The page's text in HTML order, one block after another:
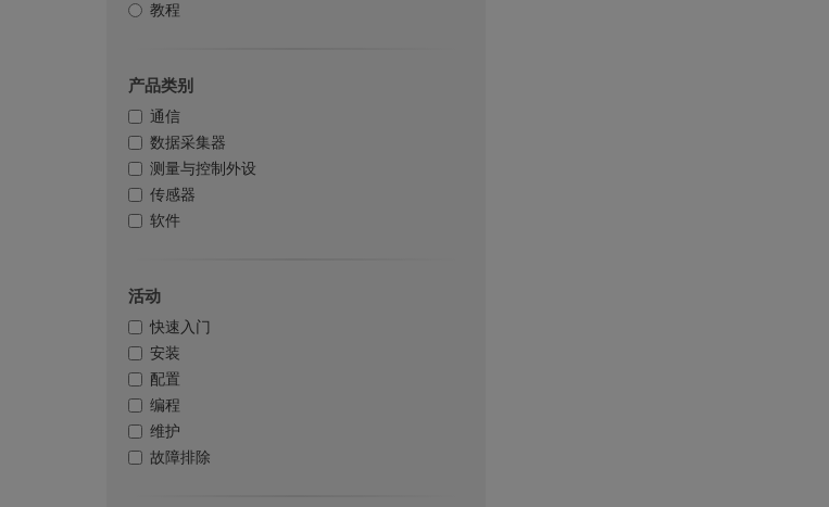
教程
产品类别
通信
数据采集器
测量与控制外设
传感器
软件
活动
快速入门
安装
配置
编程
维护
故障排除